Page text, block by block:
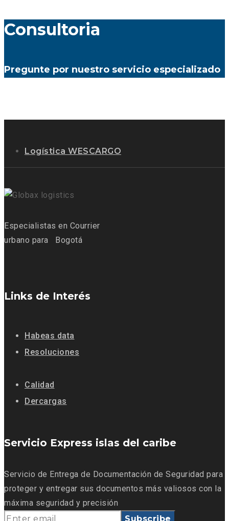
Consultoria
Pregunte por nuestro servicio especializado
Logística WESCARGO
Especialistas en Courrier
urbano para
Bogotá
Links de Interés
Habeas data
Resoluciones
Calidad
Dercargas
Servicio Express islas del caribe
Servicio de Entrega de Documentación de Seguridad para
proteger y entregar sus documentos más valiosos con la
máxima seguridad y precisión